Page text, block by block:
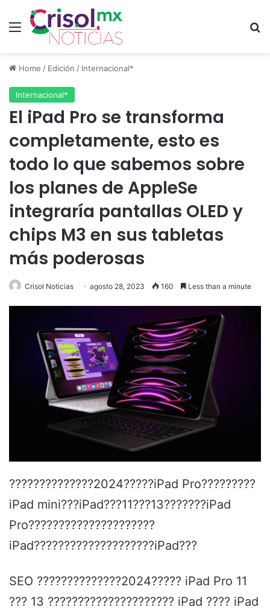
Menu
Home / Edición / Internacional*
Internacional*
El iPad Pro se transforma
completamente, esto es
todo lo que sabemos sobre
los planes de AppleSe
integraría pantallas OLED y
chips M3 en sus tabletas
más poderosas
Crisol Noticias agosto 28, 2023 160 Less than a minute
??????????????2024?????iPad Pro?????????
iPad mini???iPad???11???13???????iPad
Pro?????????????????????
iPad????????????????????iPad???
SEO ??????????????2024????? iPad Pro 11
??? 13 ????????????????????? iPad ???? iPad